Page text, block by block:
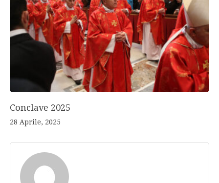
Conclave 2025
28 Aprile, 2025